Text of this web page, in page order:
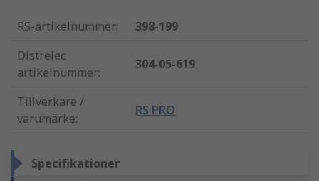
RS-artikelnummer:
398-199
Distrelec
artikelnummer:
304-05-619
Tillverkare /
varumärke:
RS PRO
Specifikationer